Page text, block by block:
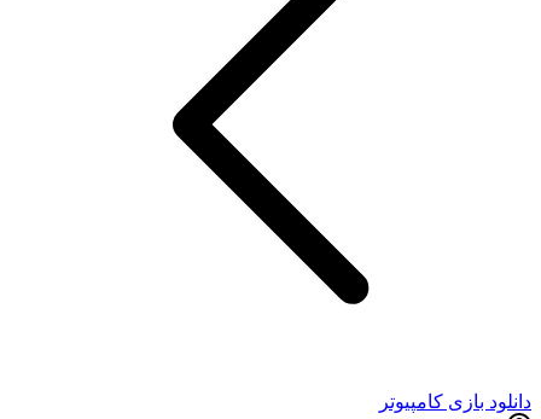
دانلود بازی کامپیوتر